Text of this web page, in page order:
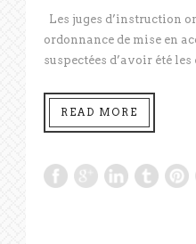
Les juges d’instruction
ordonnance de mise en
suspectées d’avoir été les
READ MORE